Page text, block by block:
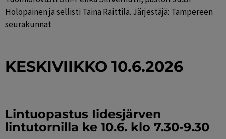
Holopainen ja sellisti Taina Raittila. Järjestäjä: Tampereen
seurakunnat
KESKIVIIKKO 10.6.2026
Lintuopastus Iidesjärven
lintutornilla ke 10.6. klo 7.30-9.30